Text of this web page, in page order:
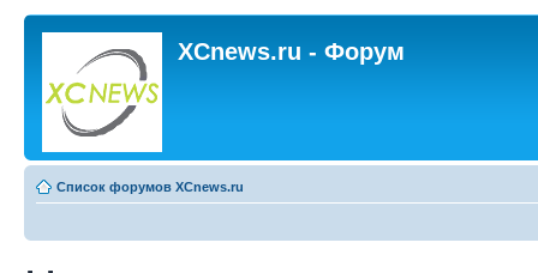
XCnews.ru - Форум
Список форумов XCnews.ru